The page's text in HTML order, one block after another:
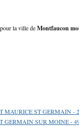
la ville deMontfaucon
MAURICE ST GERMAIN -
GERMAIN SUR MOINE -